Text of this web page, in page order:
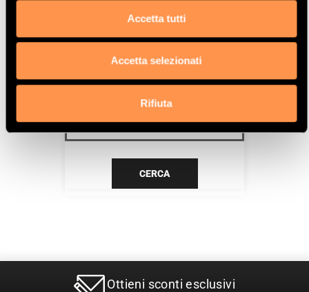
Accetta tutti
Accetta selezionati
Rifiuta
Data
CERCA IL TUO PRODOTTO PER
CERCA
Ottieni sconti esclusivi